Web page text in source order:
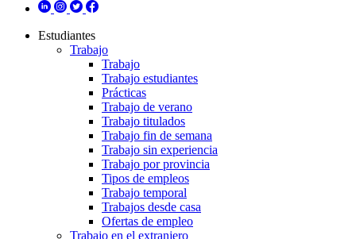
Estudiantes
Trabajo
Trabajo
Trabajo estudiantes
Prácticas
Trabajo de verano
Trabajo titulados
Trabajo fin de semana
Trabajo sin experiencia
Trabajo por provincia
Tipos de empleos
Trabajo temporal
Trabajos desde casa
Ofertas de empleo
Trabajo en el extranjero